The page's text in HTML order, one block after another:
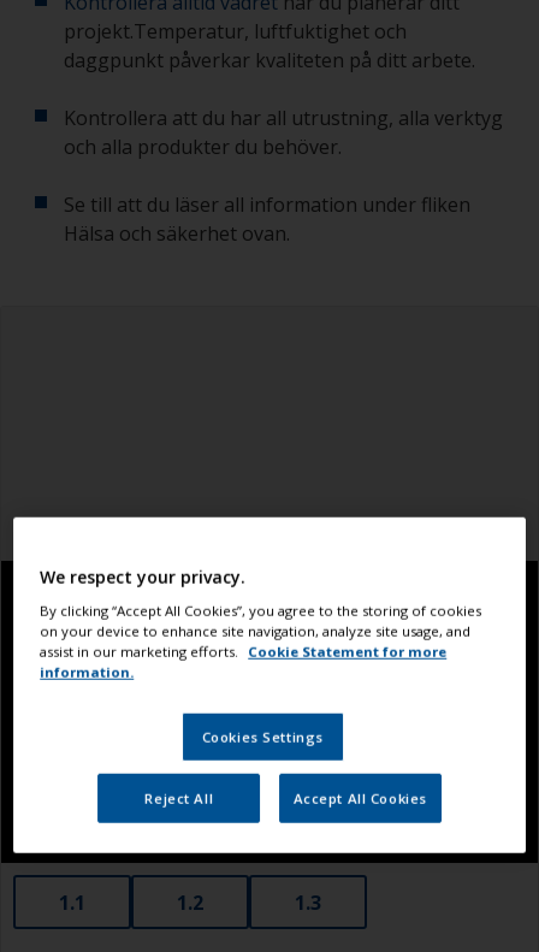
projekt.Temperatur, luftfuktighet och
daggpunkt påverkar kvaliteten på ditt arbete.
Kontrollera att du har all utrustning, alla verktyg
och alla produkter du behöver.
Se till att du läser all information under fliken
Hälsa och säkerhet ovan.
1.1 1.2 1.3
We respect your privacy.
By clicking “Accept All Cookies”, you agree to the storing of cookies
on your device to enhance site navigation, analyze site usage, and
assist in our marketing efforts.
Cookie Statement for more
information.
Cookies Settings
Reject All Accept All Cookies